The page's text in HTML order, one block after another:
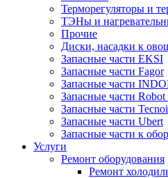
Терморегуляторы и
ТЭНы и
Прочие
Диски, насадки к
Запасные части EKSI
Запасные части Fagor
Запасные части
Запасные части Robot
Запасные части
Запасные части Ubert
Запасные части к
Услуги
Ремонт оборудования
Ремонт